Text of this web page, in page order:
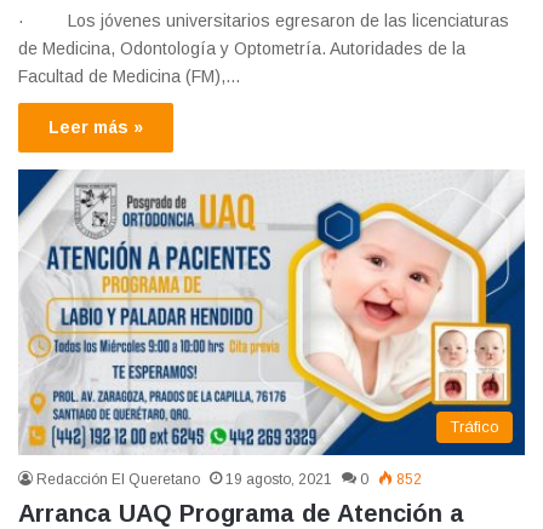
· Los jóvenes universitarios egresaron de las licenciaturas
de Medicina, Odontología y Optometría. Autoridades de la
Facultad de Medicina (FM),…
Leer más »
Tráfico
Redacción El Queretano 19 agosto, 2021 0 852
Arranca UAQ Programa de Atención a